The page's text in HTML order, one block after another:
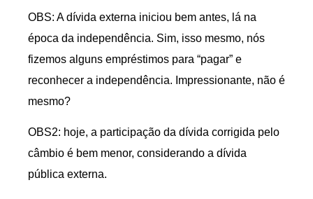
OBS: A dívida externa iniciou bem antes, lá na
época da independência. Sim, isso mesmo, nós
fizemos alguns empréstimos para “pagar” e
reconhecer a independência. Impressionante, não é
mesmo?
OBS2: hoje, a participação da dívida corrigida pelo
câmbio é bem menor, considerando a dívida
pública externa.